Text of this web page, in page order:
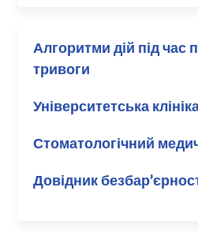
Алгоритми дій під час
тривоги
Університетська
Стоматологічний
Довідник